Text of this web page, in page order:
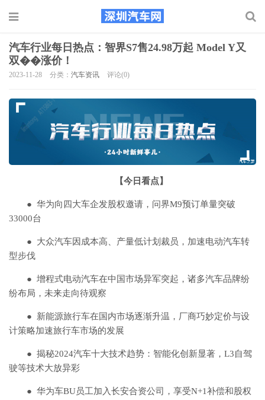
汽车行业每日热点：智界S7售24.98万起 Model Y又
双��涨价！
2023-11-28 分类： 汽车资讯 评论(0)
【今日看点】
● 华为向四大车企发股权邀请，问界M9预订单量突破
33000台
● 大众汽车因成本高、产量低计划裁员，加速电动汽车转
型步伐
● 增程式电动汽车在中国市场异军突起，诸多汽车品牌纷
纷布局，未来走向待观察
● 新能源旅行车在国内市场逐渐升温，厂商巧妙定价与设
计策略加速旅行车市场的发展
● 揭秘2024汽车十大技术趋势：智能化创新显著，L3自驾
驶等技术大放异彩
● 华为车BU员工加入长安合资公司，享受N+1补偿和股权